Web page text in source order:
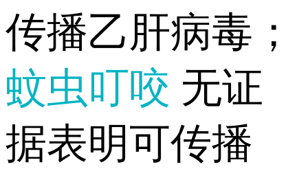
传播乙肝病毒；
蚊虫叮咬 无证
据表明可传播